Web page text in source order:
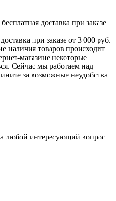
доставка при заказе
при заказе от 3 000 руб.
наличия товаров происходит
магазине некоторые
Сейчас мы работаем над
за возможные неудобства.
любой интересующий вопрос